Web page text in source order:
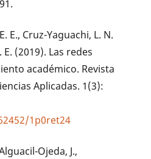
E., Cruz-Yaguachi, L. N.
(2019). Las redes
académico. Revista
Aplicadas. 1(3):
1p0ret24
Ojeda, J.,